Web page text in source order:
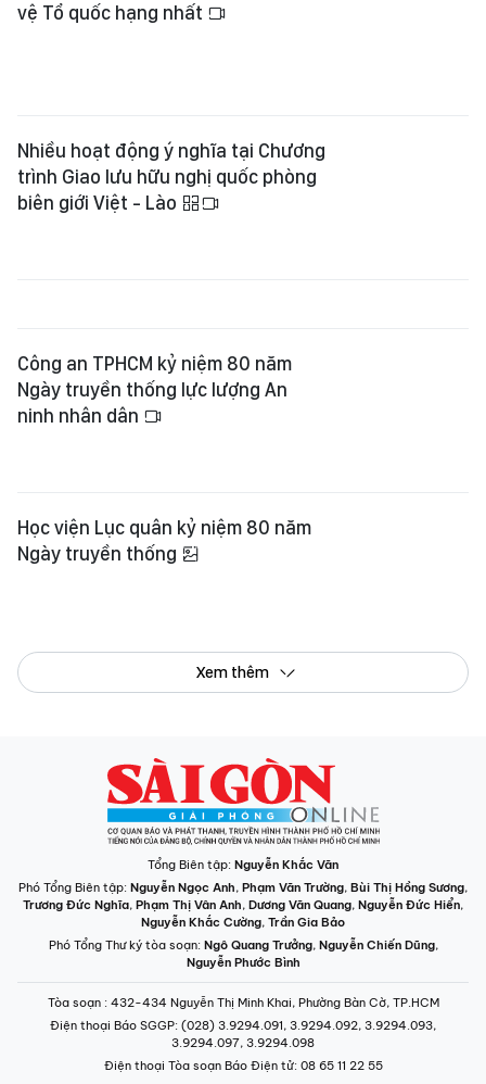
vệ Tổ quốc hạng nhất
Nhiều hoạt động ý nghĩa tại Chương
trình Giao lưu hữu nghị quốc phòng
biên giới Việt - Lào
Công an TPHCM kỷ niệm 80 năm
Ngày truyền thống lực lượng An
ninh nhân dân
Học viện Lục quân kỷ niệm 80 năm
Ngày truyền thống
Xem thêm
Tổng Biên tập: Nguyễn Khắc Văn
Phó Tổng Biên tập: Nguyễn Ngọc Anh, Phạm Văn Trường, Bùi Thị Hồng Sương,
Trương Đức Nghĩa, Phạm Thị Vân Anh, Dương Văn Quang, Nguyễn Đức Hiển,
Nguyễn Khắc Cường, Trần Gia Bảo
Phó Tổng Thư ký tòa soạn: Ngô Quang Trưởng, Nguyễn Chiến Dũng,
Nguyễn Phước Bình
Tòa soạn : 432-434 Nguyễn Thị Minh Khai, Phường Bàn Cờ, TP.HCM
Điện thoại Báo SGGP: (028) 3.9294.091, 3.9294.092, 3.9294.093,
3.9294.097, 3.9294.098
Điện thoại Tòa soạn Báo Điện tử: 08 65 11 22 55